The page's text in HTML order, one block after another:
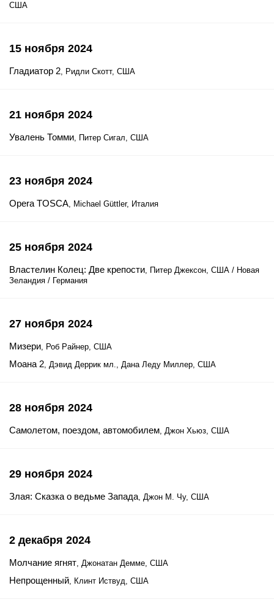
США
15 ноября 2024
Гладиатор 2, Ридли Скотт, США
21 ноября 2024
Увалень Томми, Питер Сигал, США
23 ноября 2024
Opera TOSCA, Michael Güttler, Италия
25 ноября 2024
Властелин Колец: Две крепости, Питер Джексон, США / Новая
Зеландия / Германия
27 ноября 2024
Мизери, Роб Райнер, США
Моана 2, Дэвид Деррик мл., Дана Леду Миллер, США
28 ноября 2024
Самолетом, поездом, автомобилем, Джон Хьюз, США
29 ноября 2024
Злая: Сказка о ведьме Запада, Джон М. Чу, США
2 декабря 2024
Молчание ягнят, Джонатан Демме, США
Непрощенный, Клинт Иствуд, США